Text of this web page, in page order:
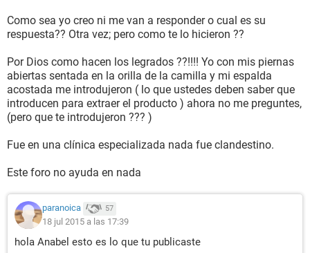
Como sea yo creo ni me van a responder o cual es su
respuesta?? Otra vez; pero como te lo hicieron ??
Por Dios como hacen los legrados ??!!!! Yo con mis piernas
abiertas sentada en la orilla de la camilla y mi espalda
acostada me introdujeron ( lo que ustedes deben saber que
introducen para extraer el producto ) ahora no me preguntes,
(pero que te introdujeron ??? )
Fue en una clínica especializada nada fue clandestino.
Este foro no ayuda en nada
paranoica 57
18 jul 2015 a las 17:39
hola Anabel esto es lo que tu publicaste